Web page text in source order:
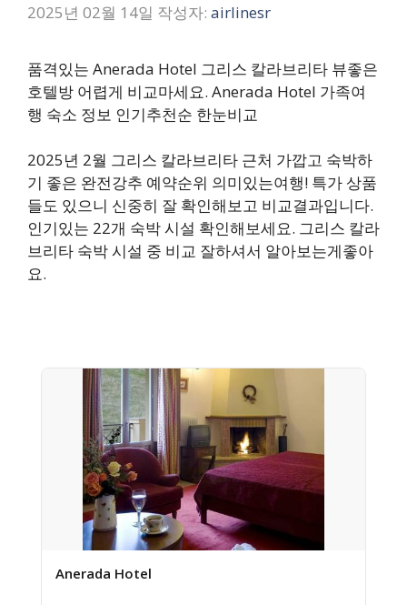
2025년 02월 14일 작성자: airlinesr
품격있는 Anerada Hotel 그리스 칼라브리타 뷰좋은
호텔방 어렵게 비교마세요. Anerada Hotel 가족여
행 숙소 정보 인기추천순 한눈비교
2025년 2월 그리스 칼라브리타 근처 가깝고 숙박하
기 좋은 완전강추 예약순위 의미있는여행! 특가 상품
들도 있으니 신중히 잘 확인해보고 비교결과입니다.
인기있는 22개 숙박 시설 확인해보세요. 그리스 칼라
브리타 숙박 시설 중 비교 잘하셔서 알아보는게좋아
요.
Anerada Hotel